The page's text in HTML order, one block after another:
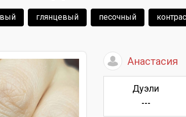
глянцевый песочный
Анастасия
Дуэли
---